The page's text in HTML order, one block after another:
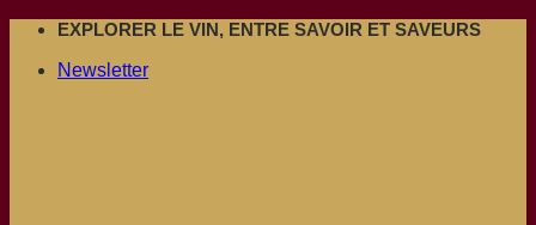
Passer
contenu
EXPLORER LE VIN, ENTRE SAVOIR ET SAVEURS
Newsletter